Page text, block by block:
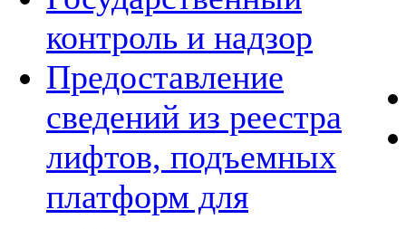
контроль и надзор
Предоставление
сведений из реестра
лифтов, подъемных
платформ для